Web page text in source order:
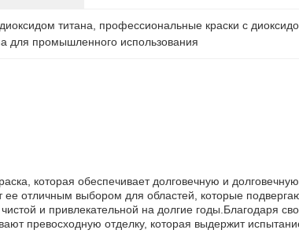
титана профессиональные краски с
для промышленного использования
которая обеспечивает долговечную и долговечную
ее отличным выбором для областей, которые
и привлекательной на долгие годы.Благодаря
превосходную отделку, которая выдержит